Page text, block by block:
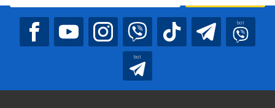
bot
bot